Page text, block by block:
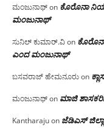
ಮಂಜುನಾಥ್on ಕೊರೊನಾ
ಮಂಜು‌ನಾಥ್
ಸುನಿಲ್ ಕುಮಾರ್.ವಿon
ಎಂದ ಮಂಜು‌ನಾಥ್
ಬಸವರಾಜ್ ಹೇಮನೂರುon
ಮಂಜುನಾಥ್on ಮಾಜಿ
Kantharajuon ಜೆಡಿಎಸ್